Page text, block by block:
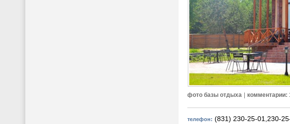
фото базы отдыха | комментарии:
телефон: (831) 230-25-01,230-